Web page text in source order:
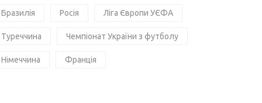
Бразилія Росія Ліга Європи УЄФА
Туреччина Чемпіонат України з футболу
Німеччина Франція